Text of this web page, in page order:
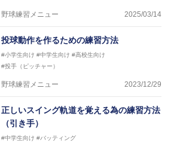
野球練習メニュー 2025/03/14
投球動作を作るための練習方法
#小学生向け #中学生向け #高校生向け
#投手（ピッチャー）
野球練習メニュー 2023/12/29
正しいスイング軌道を覚える為の練習方法
（引き手）
#中学生向け #バッティング